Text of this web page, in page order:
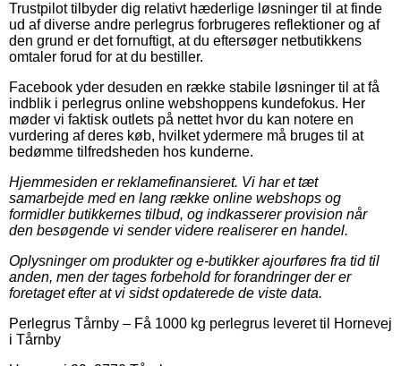
Trustpilot tilbyder dig relativt hæderlige løsninger til at finde
ud af diverse andre perlegrus forbrugeres reflektioner og af
den grund er det fornuftigt, at du eftersøger netbutikkens
omtaler forud for at du bestiller.
Facebook yder desuden en række stabile løsninger til at få
indblik i perlegrus online webshoppens kundefokus. Her
møder vi faktisk outlets på nettet hvor du kan notere en
vurdering af deres køb, hvilket ydermere må bruges til at
bedømme tilfredsheden hos kunderne.
Hjemmesiden er reklamefinansieret. Vi har et tæt
samarbejde med en lang række online webshops og
formidler butikkernes tilbud, og indkasserer provision når
den besøgende vi sender videre realiserer en handel.
Oplysninger om produkter og e-butikker ajourføres fra tid til
anden, men der tages forbehold for forandringer der er
foretaget efter at vi sidst opdaterede de viste data.
Perlegrus Tårnby – Få 1000 kg perlegrus leveret til Hornevej
i Tårnby